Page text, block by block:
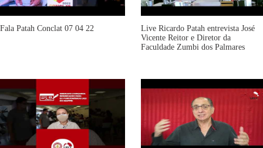
Fala Patah Conclat 07 04 22
Live Ricardo Patah entrevista José
Vicente Reitor e Diretor da
Faculdade Zumbi dos Palmares